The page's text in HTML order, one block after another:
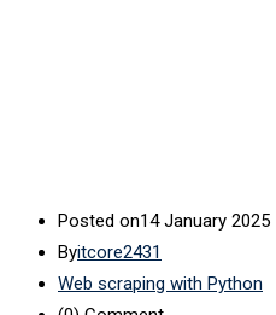
Posted on14 January 2025
Byitcore2431
Web scraping with Python